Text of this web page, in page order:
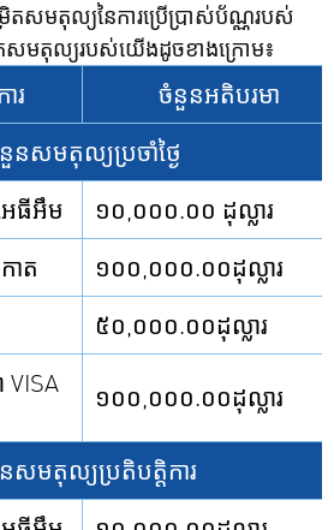
តសមតុល្យនៃការប្រើប្រាស់ប័ណ្ណរបស់
សមតុល្យរបស់យើងដូចខាងក្រោម៖
រ
ចំនួនអតិបរមា
នសមតុល្យប្រចាំថ្ងៃ
េធីអឹម
១០,០០០.០០ ដុល្លារ
ាត
១០០,០០០.០០ដុល្លារ
៥០,០០០.០០ដុល្លារ
VISA
១០០,០០០.០០ដុល្លារ
សមតុល្យប្រតិបត្តិការ